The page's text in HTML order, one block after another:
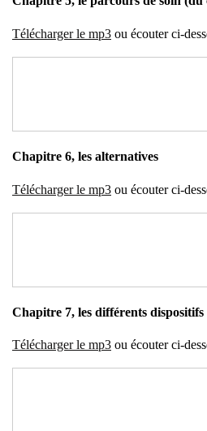
Télé­char­ger le mp3 ou écou­ter ci-
Cha­pitre 6, les alter­na­tives
Télé­char­ger le mp3 ou écou­ter ci-
Cha­pitre 7, les dif­fé­rents dis­po­si­tifs
Télé­char­ger le mp3 ou écou­ter ci-